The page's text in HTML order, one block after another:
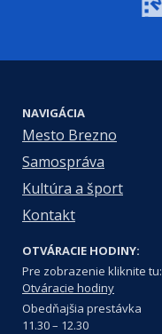
NAVIGÁCIA
Mesto Brezno
Samospráva
Kultúra a šport
Kontakt
OTVÁRACIE HODINY:
Pre zobrazenie kliknite tu:
Otváracie hodiny
Obedňajšia prestávka
11.30 – 12.30